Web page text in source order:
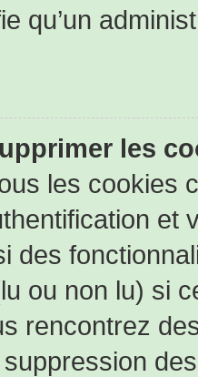
qu’un
les
les cookies
des
ou non lu) si
rencontrez